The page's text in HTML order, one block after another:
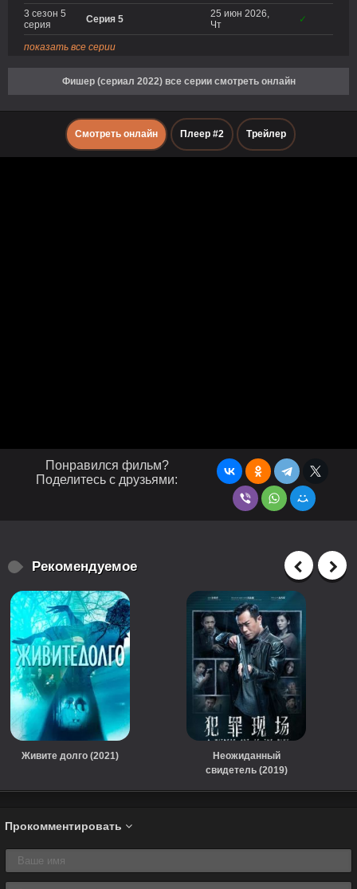
3 сезон 5
серия
Серия 5
25 июн 2026,
Чт
✓
показать все серии
Фишер (сериал 2022) все серии смотреть онлайн
Смотреть онлайн Плеер #2 Трейлер
Понравился фильм?
Поделитесь с друзьями:
Рекомендуемое
Живите долго (2021)
Неожиданный
свидетель (2019)
Прокомментировать